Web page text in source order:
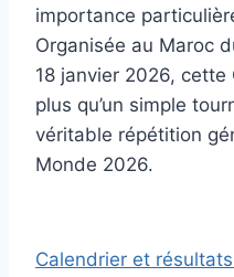
importance
Organisée au Maroc
18 janvier 2026,
plus qu’un simple
véritable répétition
Monde 2026.
Calendrier et